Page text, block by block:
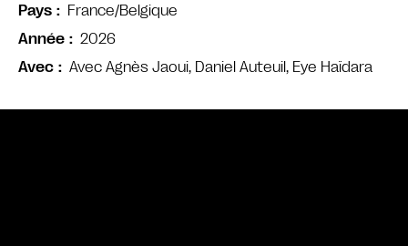
Avec Avec Agnès Jaoui, Daniel Auteuil, Eye Haïdara
Pays
France/Belgique
Année
2026